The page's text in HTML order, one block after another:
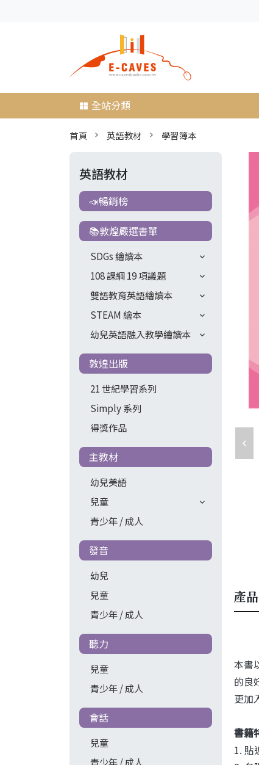
全站分類
首頁 英語教材 學習簿本
英語教材
📣暢銷榜
📚敦煌嚴選書單
SDGs 繪讀本
108 課綱 19 項議題
雙語教育英語繪讀本
STEAM 繪本
幼兒英語融入教學繪讀本
敦煌出版
21 世紀學習系列
Simply 系列
得獎作品
主教材
幼兒美語
兒童
青少年 / 成人
發音
幼兒
兒童
青少年 / 成人
聽力
兒童
青少年 / 成人
會話
兒童
青少年 / 成人
產
本書
的良
更加
書籍
1. 貼